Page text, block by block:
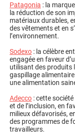
Patagonia : la
la réduction de son
matériaux durables,
des vêtements et en
l’environnement.
Sodexo : la célèbre
engagée en faveur
utilisant des produits
gaspillage
une alimentation
Adecco : cette
et de l’inclusion, en
milieux défavorisés,
des programmes de
travailleurs.